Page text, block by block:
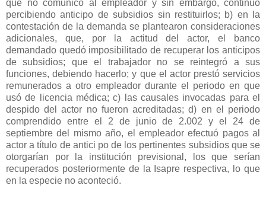
que no comunicó al empleador y sin embargo, continuó
percibiendo anticipo de subsidios sin restituirlos; b) en la
contestación de la demanda se plantearon consideraciones
adicionales, que, por la actitud del actor, el banco
demandado quedó imposibilitado de recuperar los anticipos
de subsidios; que el trabajador no se reintegró a sus
funciones, debiendo hacerlo; y que el actor prestó servicios
remunerados a otro empleador durante el periodo en que
usó de licencia médica; c) las causales invocadas para el
despido del actor no fueron acreditadas; d) en el periodo
comprendido entre el 2 de junio de 2.002 y el 24 de
septiembre del mismo año, el empleador efectuó pagos al
actor a título de antici po de los pertinentes subsidios que se
otorgarían por la institución previsional, los que serían
recuperados posteriormente de la Isapre respectiva, lo que
en la especie no aconteció.